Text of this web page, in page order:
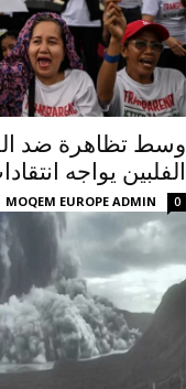
وسط تظاهرة ضد
الفلبين يواجه
MOQEM EUROPE ADMIN 0